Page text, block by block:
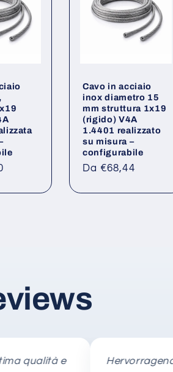
Cavo in acciaio
inox diametro 15
mm struttura 1x19
(rigido) V4A
1.4401 realizzato
su misura –
configurabile
Prezzo
listino
Da €68,44
e
Hervorragende